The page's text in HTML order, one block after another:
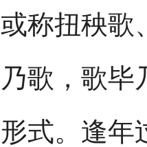
或称扭秧歌
乃歌，歌毕
形式。逢年